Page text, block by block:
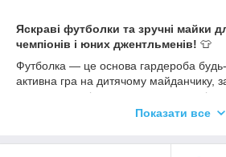
Яскраві футболки та зручні майки
чемпіонів і юних джентльменів! 👕
Футболка — це основа гардероба
активна гра на дитячому майданчику,
до школи чи відпочинку вдома —
забезпечить комфорт упродовж усього
безкомпромісну якість.
Показати все